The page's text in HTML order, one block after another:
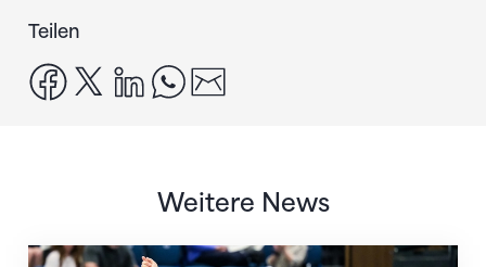
Teilen
facebook
x linkedinwhatsapp
Weitere News
Nächster Halt: Weltmeisterschaft